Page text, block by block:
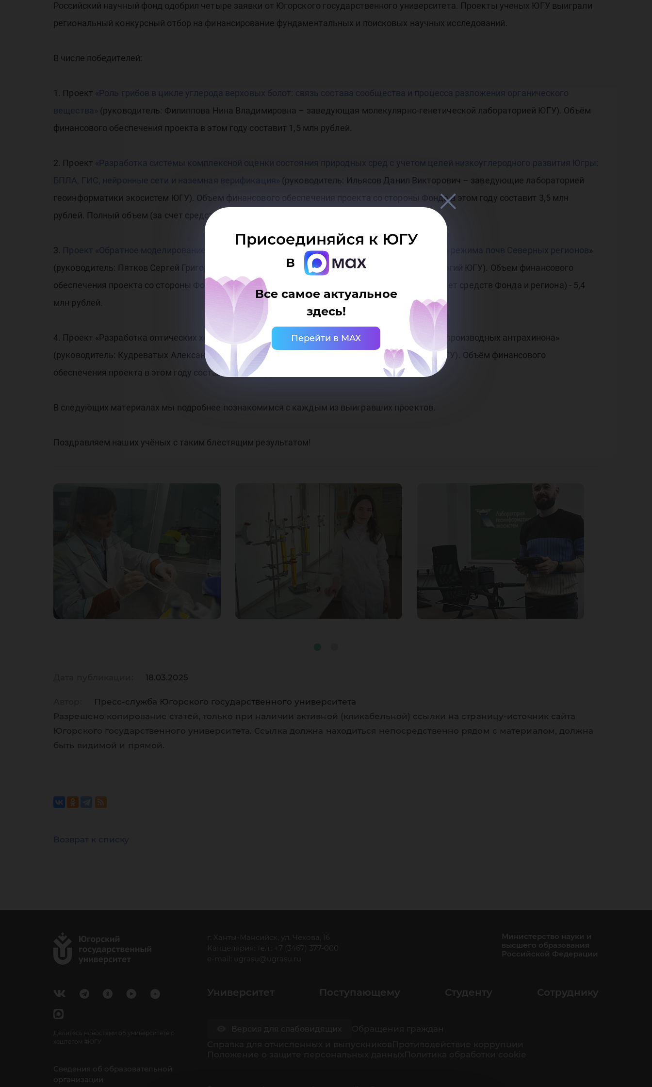
Присоединяйся к ЮГУ
в
Все самое актуальное
здесь!
Перейти в MAX
Российский научный фонд одобрил четыре заявки от Югорского государственного университета. Проекты ученых ЮГУ выиграли
региональный конкурсный отбор на финансирование фундаментальных и поисковых научных исследований.
В числе победителей:
1. Проект «Роль грибов в цикле углерода верховых болот: связь состава сообщества и процесса разложения органического
вещества» (руководитель: Филиппова Нина Владимировна – заведующая молекулярно-генетической лабораторией ЮГУ). Объём
финансового обеспечения проекта в этом году составит 1,5 млн рублей.
2. Проект «Разработка системы комплексной оценки состояния природных сред с учетом целей низкоуглеродного развития Югры:
БПЛА, ГИС, нейронные сети и наземная верификация» (руководитель: Ильясов Данил Викторович – заведующие лабораторией
геоинформатики экосистем ЮГУ). Объем финансового обеспечения проекта со стороны Фонда в этом году составит 3,5 млн
рублей. Полный объем (за счет средств Фонда и региона) - 7 млн рублей.
3. Проект «Обратное моделирование в задачах анализа баланса парниковых газов и теплового режима почв Северных регионов»
(руководитель: Пятков Сергей Григорьевич - профессор Инженерной школы цифровых технологий ЮГУ). Объем финансового
обеспечения проекта со стороны Фонда в этом году составит 2,7 млн руб., полный объём (за счет средств Фонда и региона) - 5,4
млн рублей.
4. Проект «Разработка оптических хемосенсоров на цианид-анион и летучие амины на основе производных антрахинона»
(руководитель: Кудреватых Александра Александровна – доцент Высшей нефтяной школы ЮГУ). Объём финансового
обеспечения проекта в этом году составит 1,5 млн рублей.
В следующих материалах мы подробнее познакомимся с каждым из выигравших проектов.
Поздравляем наших учёных с таким блестящим результатом!
18.03.2025
Пресс-служба Югорского государственного университета
Разрешено копирование статей, только при наличии активной (кликабельной) ссылки на страницу-источник сайта
Югорского государственного университета. Ссылка должна находиться непосредственно рядом с материалом, должна
быть видимой и прямой.
Возврат к списку
Делитесь новостями об университете с
хештегом #ЮГУ
Сведения об образовательной
организации
г. Ханты-Мансийск, ул. Чехова, 16
Канцелярия: тел.: +7 (3467) 377-000
e-mail:
ugrasu@ugrasu.ru
Министерство науки и
высшего образования
Российской Федерации
Университет Поступающему Студенту Сотруднику